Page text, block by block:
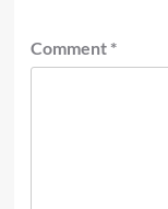
Comment *